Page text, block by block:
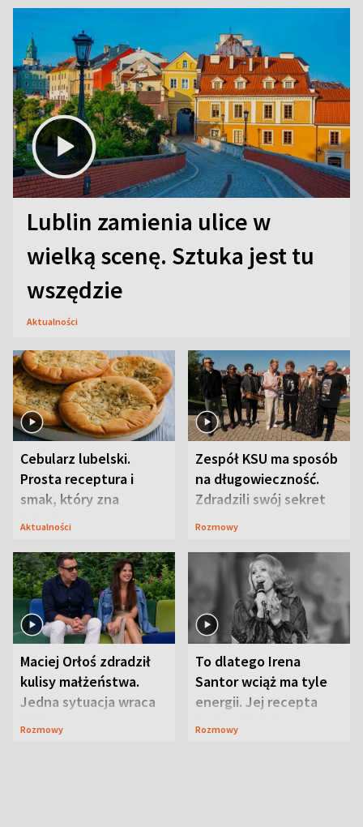
Lublin zamienia ulice w
wielką scenę. Sztuka jest tu
wszędzie
Aktualności
Cebularz lubelski.
Prosta receptura i
smak, który zna
Lubelszczyzna
Aktualności
Zespół KSU ma sposób
na długowieczność.
Zdradzili swój sekret
Rozmowy
Maciej Orłoś zdradził
kulisy małżeństwa.
Jedna sytuacja wraca
Rozmowy
To dlatego Irena
Santor wciąż ma tyle
energii. Jej recepta
Rozmowy